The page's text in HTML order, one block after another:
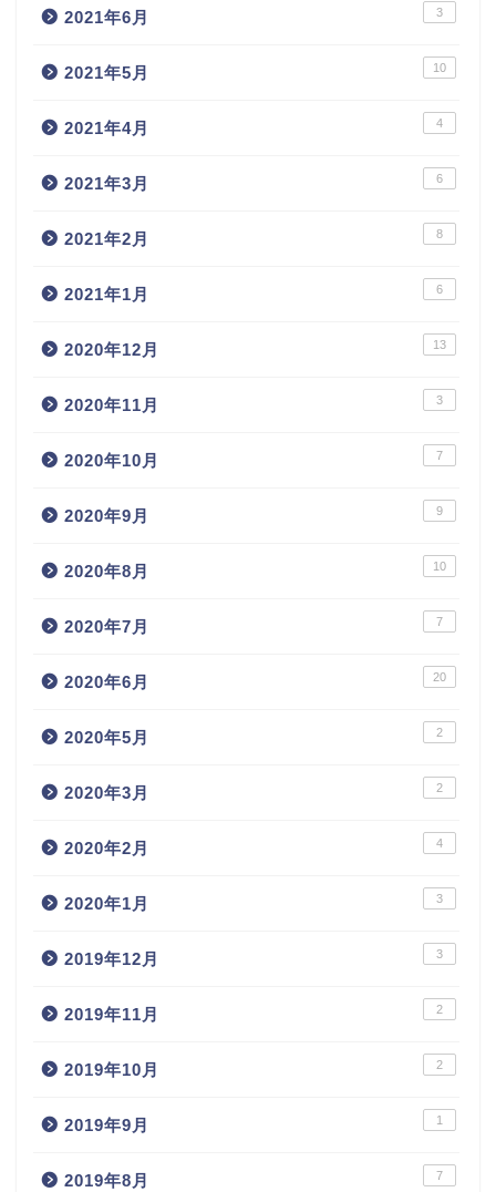
2021年6月 3
2021年5月 10
2021年4月 4
2021年3月 6
2021年2月 8
2021年1月 6
2020年12月 13
2020年11月 3
2020年10月 7
2020年9月 9
2020年8月 10
2020年7月 7
2020年6月 20
2020年5月 2
2020年3月 2
2020年2月 4
2020年1月 3
2019年12月 3
2019年11月 2
2019年10月 2
2019年9月 1
2019年8月 7